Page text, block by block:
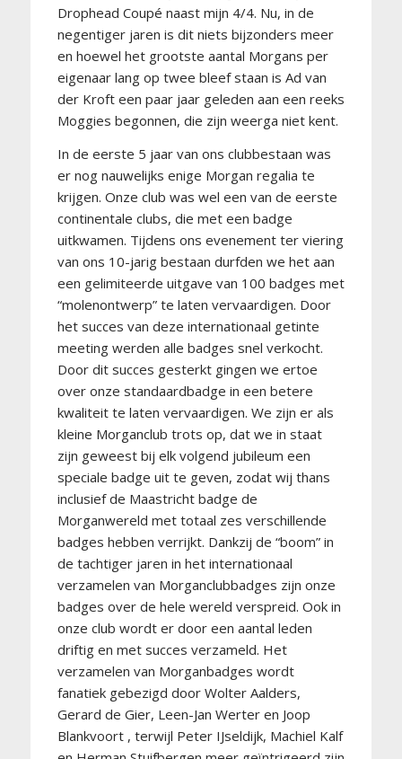
Drophead Coupé naast mijn 4/4. Nu, in de
negentiger jaren is dit niets bijzonders meer
en hoewel het grootste aantal Morgans per
eigenaar lang op twee bleef staan is Ad van
der Kroft een paar jaar geleden aan een reeks
Moggies begonnen, die zijn weerga niet kent.
In de eerste 5 jaar van ons clubbestaan was
er nog nauwelijks enige Morgan regalia te
krijgen. Onze club was wel een van de eerste
continentale clubs, die met een badge
uitkwamen. Tijdens ons evenement ter viering
van ons 10-jarig bestaan durfden we het aan
een gelimiteerde uitgave van 100 badges met
“molenontwerp” te laten vervaardigen. Door
het succes van deze internationaal getinte
meeting werden alle badges snel verkocht.
Door dit succes gesterkt gingen we ertoe
over onze standaardbadge in een betere
kwaliteit te laten vervaardigen. We zijn er als
kleine Morganclub trots op, dat we in staat
zijn geweest bij elk volgend jubileum een
speciale badge uit te geven, zodat wij thans
inclusief de Maastricht badge de
Morganwereld met totaal zes verschillende
badges hebben verrijkt. Dankzij de “boom” in
de tachtiger jaren in het internationaal
verzamelen van Morganclubbadges zijn onze
badges over de hele wereld verspreid. Ook in
onze club wordt er door een aantal leden
driftig en met succes verzameld. Het
verzamelen van Morganbadges wordt
fanatiek gebezigd door Wolter Aalders,
Gerard de Gier, Leen-Jan Werter en Joop
Blankvoort , terwijl Peter IJseldijk, Machiel Kalf